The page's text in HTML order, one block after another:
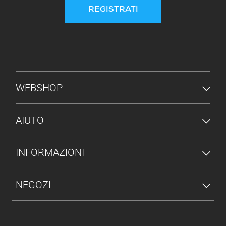
REGISTRATI
MENU PIÈ DI PAGINA
WEBSHOP
AIUTO
INFORMAZIONI
NEGOZI